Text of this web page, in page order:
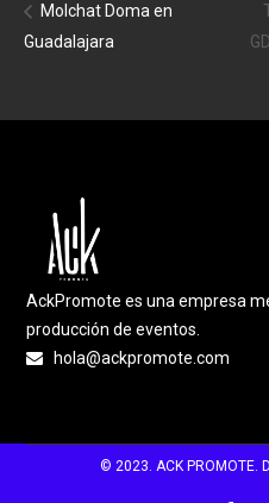
Molchat Doma en
Guadalajara
AckPromote es una empresa
producción de eventos.
hola@ackpromote.com
© 2023. ACK PROMOTE.